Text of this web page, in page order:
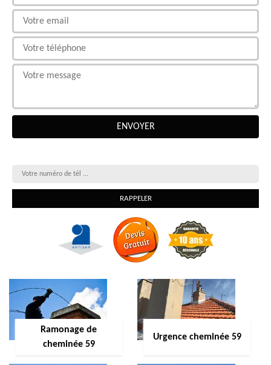
Ramonage de
cheminée 59
Urgence cheminée 59